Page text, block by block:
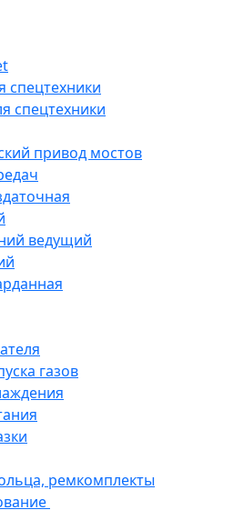
спецтехники
спецтехники
привод мостов
ведущий
газов
ремкомплекты